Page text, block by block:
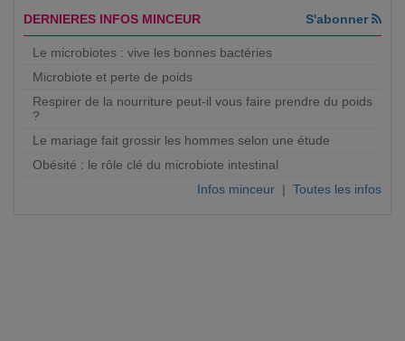
DERNIERES INFOS MINCEUR S'abonner
Le microbiotes : vive les bonnes bactéries
Microbiote et perte de poids
Respirer de la nourriture peut-il vous faire prendre du poids
?
Le mariage fait grossir les hommes selon une étude
Obésité : le rôle clé du microbiote intestinal
Infos minceur | Toutes les infos